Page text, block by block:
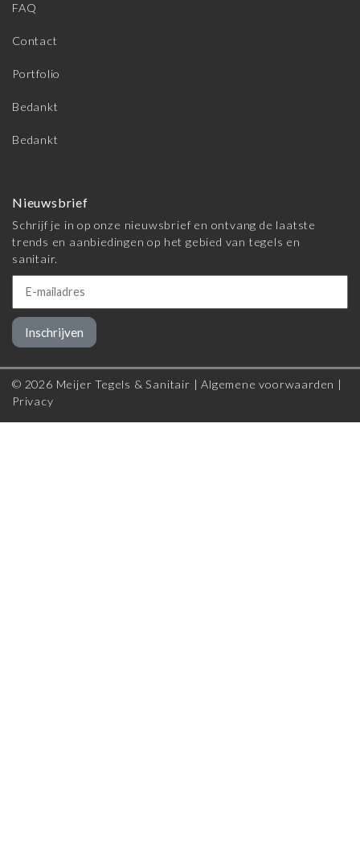
FAQ
Contact
Portfolio
Bedankt
Bedankt
Nieuwsbrief
Schrijf je in op onze nieuwsbrief en ontvang de laatste
trends en aanbiedingen op het gebied van tegels en
sanitair.
Inschrijven
© 2026 Meijer Tegels & Sanitair |Algemene voorwaarden |
Privacy